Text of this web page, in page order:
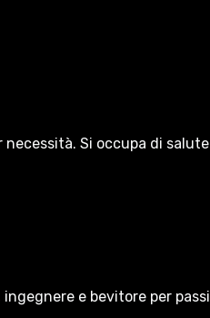
Si occupa di
ingegnere e bevitore per